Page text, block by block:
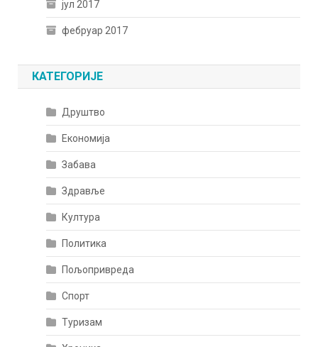
јул 2017
фебруар 2017
КАТЕГОРИЈЕ
Друштво
Економија
Забава
Здравље
Култура
Политика
Пољопривреда
Спорт
Туризам